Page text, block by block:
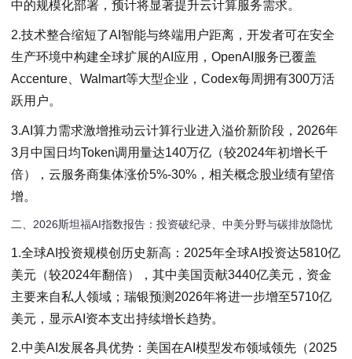
中的规模化部署，预计将显著提升云计算服务需求。
2.技术整合缩短了AI智能与终端用户距离，开发者可在安全
生产环境中构建全球扩展的AI应用，OpenAI服务已覆盖
Accenture、Walmart等大型企业，Codex每周拥有300万活
跃用户。
3.AI算力需求激增推动云计算行业进入溢价新阶段，2026年
3月中国日均Token调用量达140万亿（较2024年初增长千
倍），云服务商集体涨价5%-30%，相关概念股业绩有望倍
增。
二、2026斯坦福AI指数报告：投资破纪录、中美分野与碳排放隐忧
1.全球AI投资规模创历史新高：2025年全球AI投资达5810亿
美元（较2024年翻倍），其中美国贡献3440亿美元，资金
主要来自私人领域；瑞银预测2026年将进一步增至5710亿
美元，显示AI资本支出持续增长趋势。
2.中美AI发展各具优势：美国在AI模型发布领域领先（2025